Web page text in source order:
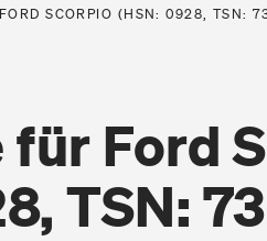
SCORPIO (HSN: 0928, TSN:
Ford
TSN: